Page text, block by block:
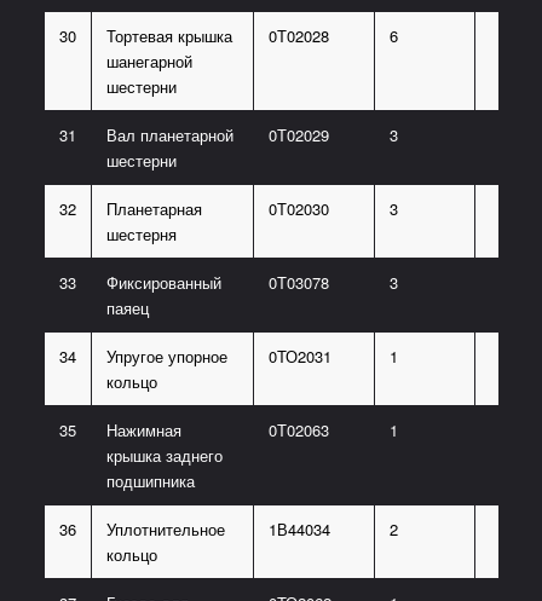
30
Тортевая крышка
шанегарной
шестерни
0Т02028 6
31
Вал планетарной
шестерни
0Т02029 3
32
Планетарная
шестерня
0Т02030 3
33
Фиксированный
паяец
0Т03078 3
34
Упругое упорное
кольцо
0ТО2031 1
35
Нажимная
крышка заднего
подшипника
0Т02063 1
36
Уплотнительное
кольцо
1В44034 2